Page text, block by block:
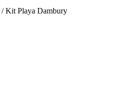
/ Kit Playa Dambury